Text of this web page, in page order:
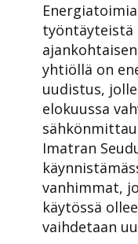
työntäyteistä
yhtiöllä on
uudistus,
elokuussa
Imatran
vanhimmat,
käytössä
vaihdetaan